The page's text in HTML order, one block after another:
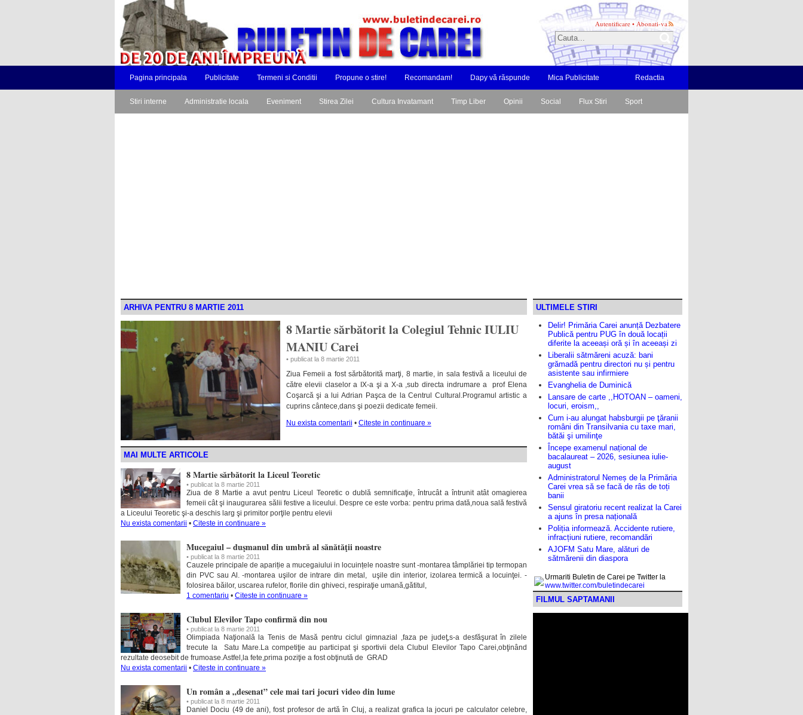
Autentificare • Abonati-va
Pagina principala Publicitate Termeni si Conditii Propune o stire! Recomandam! Dapy vă răspunde Mica Publicitate Redactia
Stiri interne Administratie locala Eveniment Stirea Zilei Cultura Invatamant Timp Liber Opinii Social Flux Stiri Sport
ARHIVA PENTRU 8 MARTIE 2011
8 Martie sărbătorit la Colegiul Tehnic IULIU
MANIU Carei
• publicat la 8 martie 2011
Ziua Femeii a fost sărbătorită marţi, 8 martie, in sala festivă a liceului de
către elevii claselor a IX-a şi a X-a ,sub directa indrumare a prof Elena
Coşarcă şi a lui Adrian Paşca de la Centrul Cultural.Programul artistic a
cuprins cântece,dans şi poezii dedicate femeii.
Nu exista comentarii • Citeste in continuare »
MAI MULTE ARTICOLE
8 Martie sărbătorit la Liceul Teoretic
• publicat la 8 martie 2011
Ziua de 8 Martie a avut pentru Liceul Teoretic o dublă semnificaţie, întrucât a întrunit atât omagierea
femeii cât şi inaugurarea sălii festive a liceului. Despre ce este vorba: pentru prima dată,noua sală festivă
a Liceului Teoretic şi-a deschis larg şi primitor porţile pentru elevii
Nu exista comentarii • Citeste in continuare »
Mucegaiul – duşmanul din umbră al sănătăţii noastre
• publicat la 8 martie 2011
Cauzele principale de apariție a mucegaiului in locuințele noastre sunt -montarea tâmplăriei tip termopan
din PVC sau Al. -montarea uşilor de intrare din metal, uşile din interior, izolarea termică a locuinţei. -
folosirea băilor, uscarea rufelor, florile din ghiveci, respiraţie umană,gătitul,
1 comentariu • Citeste in continuare »
Clubul Elevilor Tapo confirmă din nou
• publicat la 8 martie 2011
Olimpiada Naţională la Tenis de Masă pentru ciclul gimnazial ,faza pe judeţ,s-a desfăşurat în zilele
trecute la Satu Mare.La competiţie au participat şi sportivii dela Clubul Elevilor Tapo Carei,obţinând
rezultate deosebit de frumoase.Astfel,la fete,prima poziţie a fost obţinută de GRAD
Nu exista comentarii • Citeste in continuare »
Un român a „desenat” cele mai tari jocuri video din lume
• publicat la 8 martie 2011
Daniel Dociu (49 de ani), fost profesor de artă în Cluj, a realizat grafica la jocuri pe calculator celebre,
ULTIMELE STIRI
Delir! Primăria Carei anunță Dezbatere
Publică pentru PUG în două locații
diferite la aceeași oră și în aceeași zi
Liberalii sătmăreni acuză: bani
grămadă pentru directori nu și pentru
asistente sau infirmiere
Evanghelia de Duminică
Lansare de carte ,,HOTOAN – oameni,
locuri, eroism,,
Cum i-au alungat habsburgii pe ţăranii
români din Transilvania cu taxe mari,
bătăi şi umilinţe
Începe examenul național de
bacalaureat – 2026, sesiunea iulie-
august
Administratorul Nemeș de la Primăria
Carei vrea să se facă de râs de toți
banii
Sensul giratoriu recent realizat la Carei
a ajuns în presa națională
Poliția informează. Accidente rutiere,
infracțiuni rutiere, recomandări
AJOFM Satu Mare, alături de
sătmărenii din diaspora
Urmariti Buletin de Carei pe Twitter la
www.twitter.com/buletindecarei
FILMUL SAPTAMANII